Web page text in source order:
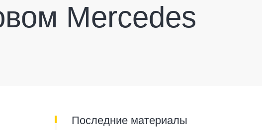
Mercedes
Последние материалы